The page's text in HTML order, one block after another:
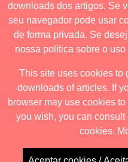
Revista nuestrAmérica
licencia internacional
NoComercial-
Revista nuestrAmérica ha
para publicar a partir de abril
descargables ingrese al visor.
downloads dos artigos. Se
seu navegador pode usar
de forma privada. Se
nossa política sobre o uso
This site uses cookies to
downloads of articles. If
browser may use cookies
you wish, you can
cookies.